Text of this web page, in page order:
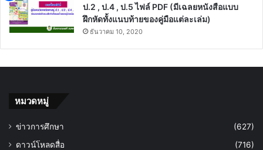
ป.2 , ป.4 , ป.5 ไฟล์ PDF (มีเฉลยหนังสือแบบ
ฝึกหัดทั้งแนบท้ายของคู่มือแต่ละเล่ม)
ธันวาคม 10, 2020
หมวดหมู่
ข่าวการศึกษา
(627)
ดาวน์โหลดสื่อ
(716)